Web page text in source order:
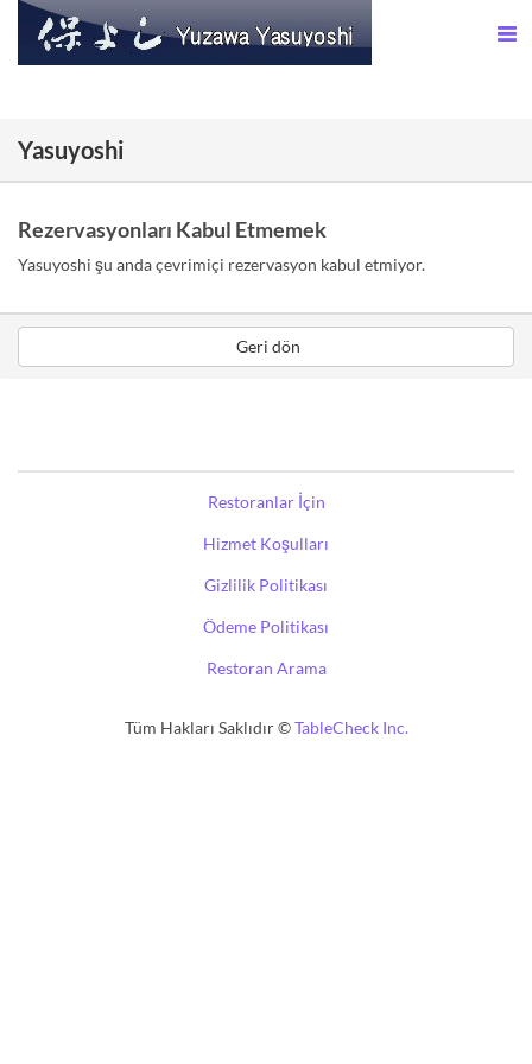
Yasuyoshi
Rezervasyonları Kabul Etmemek
Yasuyoshi şu anda çevrimiçi rezervasyon kabul etmiyor.
Geri dön
Restoranlar İçin
Hizmet Koşulları
Gizlilik Politikası
Ödeme Politikası
Restoran Arama
Tüm Hakları Saklıdır ©TableCheck Inc.